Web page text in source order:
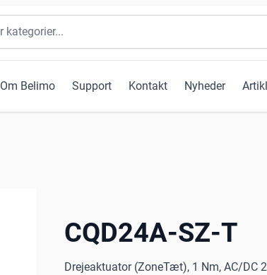
Om Belimo Support Kontakt Nyheder
CQD24A-SZ-T
Drejeaktuator (ZoneTæt), 1 Nm, AC/DC